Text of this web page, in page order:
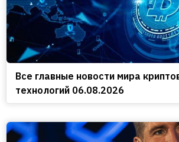
Все главные новости мира
технологий 06.08.2026